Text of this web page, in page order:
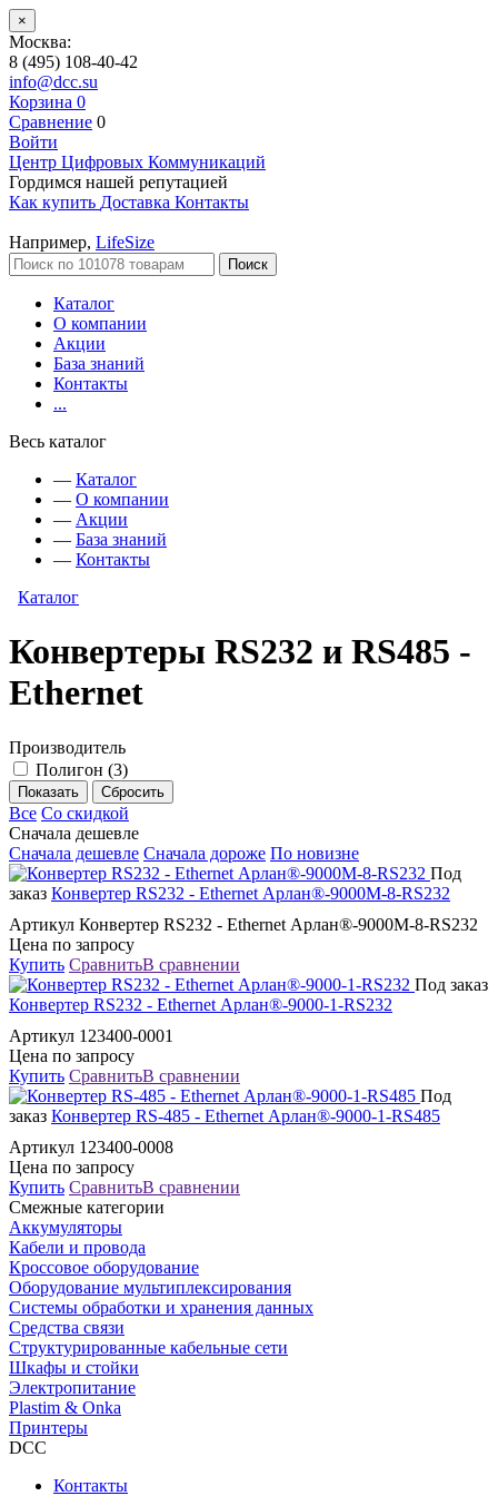
×
Москва:
8 (495) 108-40-42
info@dcc.su
Корзина 0
Сравнение 0
Войти
Центр Цифровых Коммуникаций
Гордимся нашей репутацией
Как купить Доставка Контакты
Например, LifeSize
Поиск
Каталог
О компании
Акции
База знаний
Контакты
...
Весь каталог
— Каталог
— О компании
— Акции
— База знаний
— Контакты
Каталог
Конвертеры RS232 и RS485 -
Ethernet
Производитель
Полигон (3)
Все Со скидкой
Сначала дешевле
Сначала дешевле Сначала дороже По новизне
Под
заказ Конвертер RS232 - Ethernet Арлан®-9000M-8-RS232
Артикул Конвертер RS232 - Ethernet Арлан®-9000M-8-RS232
Цена по запросу
Купить СравнитьВ сравнении
Под заказ
Конвертер RS232 - Ethernet Арлан®-9000-1-RS232
Артикул 123400-0001
Цена по запросу
Купить СравнитьВ сравнении
Под
заказ Конвертер RS-485 - Ethernet Арлан®-9000-1-RS485
Артикул 123400-0008
Цена по запросу
Купить СравнитьВ сравнении
Смежные категории
Аккумуляторы
Кабели и провода
Кроссовое оборудование
Оборудование мультиплексирования
Системы обработки и хранения данных
Средства связи
Структурированные кабельные сети
Шкафы и стойки
Электропитание
Plastim & Onka
Принтеры
DCC
Контакты